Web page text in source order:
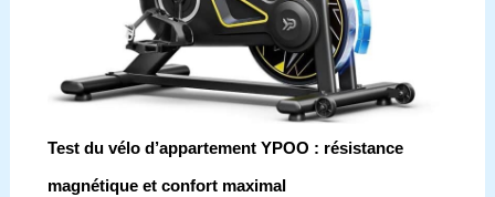
Test du vélo d’appartement YPOO : résistance
magnétique et confort maximal